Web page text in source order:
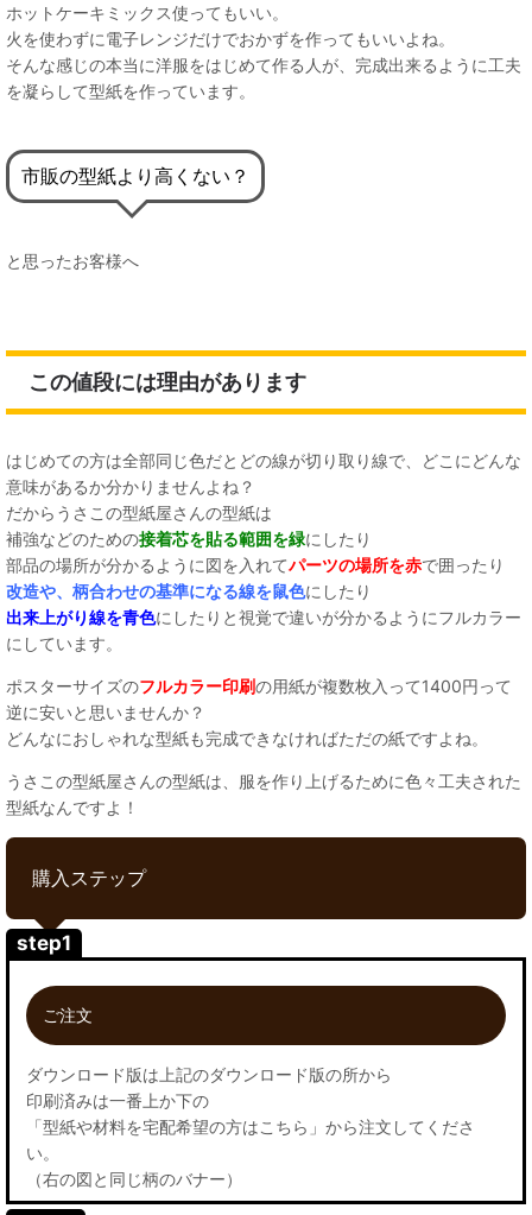
ホットケーキミックス使ってもいい。
火を使わずに電子レンジだけでおかずを作ってもいいよね。
そんな感じの本当に洋服をはじめて作る人が、完成出来るように工夫
を凝らして型紙を作っています。
市販の型紙より高くない？
と思ったお客様へ
この値段には理由があります
はじめての方は全部同じ色だとどの線が切り取り線で、どこにどんな
意味があるか分かりませんよね？
だからうさこの型紙屋さんの型紙は
補強などのための接着芯を貼る範囲を緑にしたり
部品の場所が分かるように図を入れてパーツの場所を赤で囲ったり
改造や、柄合わせの基準になる線を鼠色にしたり
出来上がり線を青色にしたりと視覚で違いが分かるようにフルカラー
にしています。
ポスターサイズのフルカラー印刷の用紙が複数枚入って1400円って
逆に安いと思いませんか？
どんなにおしゃれな型紙も完成できなければただの紙ですよね。
うさこの型紙屋さんの型紙は、服を作り上げるために色々工夫された
型紙なんですよ！
購入ステップ
step1
ご注文
ダウンロード版は上記のダウンロード版の所から
印刷済みは一番上か下の
「型紙や材料を宅配希望の方はこちら」から注文してくださ
い。
（右の図と同じ柄のバナー）